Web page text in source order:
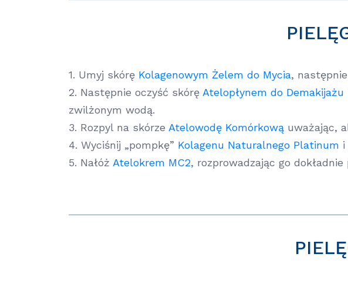
1. Umyj skórę Kolagenowym Żelem do Mycia,
2. Następnie oczyść skórę Atelopłynem do Demakijażu
zwilżonym wodą.
3. Rozpyl na skórze Atelowodę Komórkową uważając,
4. Wyciśnij „pompkę” Kolagenu Naturalnego Platinum i
5. Nałóż Atelokrem MC2, rozprowadzając go